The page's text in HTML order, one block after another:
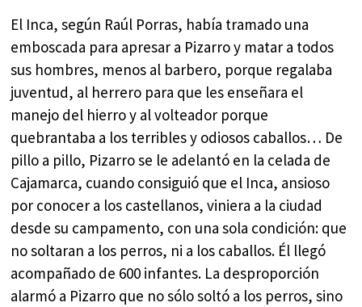
El Inca, según Raúl Porras, había tramado una
emboscada para apresar a Pizarro y matar a todos
sus hombres, menos al barbero, porque regalaba
juventud, al herrero para que les enseñara el
manejo del hierro y al volteador porque
quebrantaba a los terribles y odiosos caballos… De
pillo a pillo, Pizarro se le adelantó en la celada de
Cajamarca, cuando consiguió que el Inca, ansioso
por conocer a los castellanos, viniera a la ciudad
desde su campamento, con una sola condición: que
no soltaran a los perros, ni a los caballos. Él llegó
acompañado de 600 infantes. La desproporción
alarmó a Pizarro que no sólo soltó a los perros, sino